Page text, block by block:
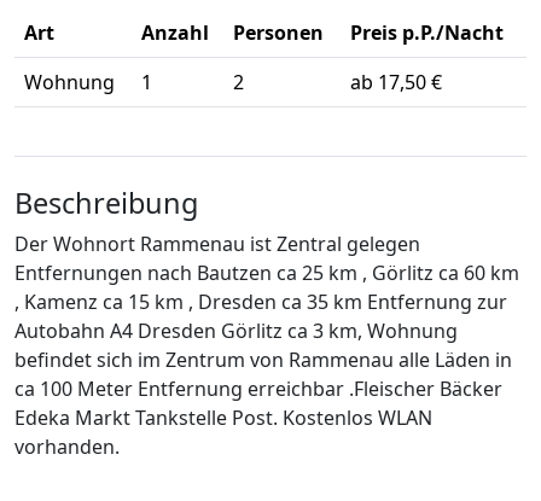
Art Anzahl Personen
Preis p.P./Nacht
Wohnung
1 2 ab 17,50 €
Beschreibung
Der Wohnort Rammenau ist Zentral gelegen
Entfernungen nach Bautzen ca 25 km , Görlitz ca 60 km
, Kamenz ca 15 km , Dresden ca 35 km Entfernung zur
Autobahn A4 Dresden Görlitz ca 3 km, Wohnung
befindet sich im Zentrum von Rammenau alle Läden in
ca 100 Meter Entfernung erreichbar .Fleischer Bäcker
Edeka Markt Tankstelle Post. Kostenlos WLAN
vorhanden.